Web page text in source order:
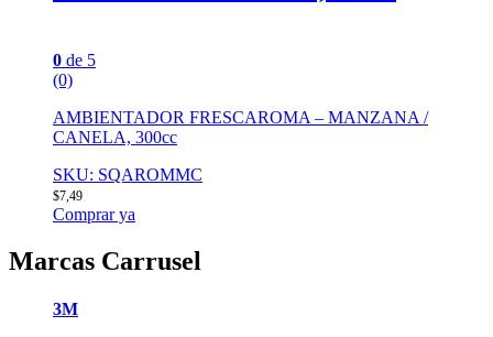
0 de 5
(0)
AMBIENTADOR FRESCAROMA – MANZANA /
CANELA, 300cc
SKU: SQAROMMC
$7,49
Comprar ya
Marcas Carrusel
3M